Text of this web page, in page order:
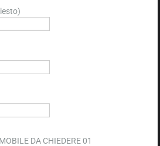
DA CHIEDERE 01